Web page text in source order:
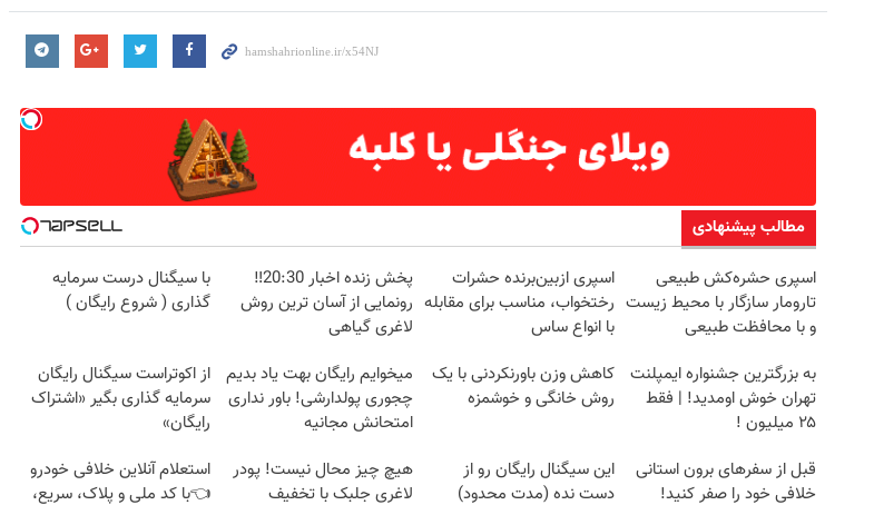
مطالب پیشنهادی
اسپری حشره‌کش طبیعی
تارومار سازگار با محیط زیست
و با محافظت طبیعی
اسپری ازبین‌برنده حشرات
رختخواب، مناسب برای مقابله
با انواع ساس
پخش زنده اخبار 20:30‼️
رونمایی از آسان ترین روش
لاغری گیاهی
با سیگنال درست سرمایه
گذاری ( شروع رایگان )
به بزرگترین جشنواره ایمپلنت
تهران خوش اومدید! | فقط
۲۵ میلیون !
کاهش وزن باورنکردنی با یک
روش خانگی و خوشمزه
میخوایم رایگان بهت یاد بدیم
چجوری پولدارشی! باور نداری
امتحانش مجانیه
از اکوتراست سیگنال رایگان
سرمایه گذاری بگیر «اشتراک
رایگان»
قبل از سفرهای برون استانی
خلافی خود را صفر کنید!
این سیگنال رایگان رو از
دست نده (مدت محدود)
هیچ چیز محال نیست! پودر
لاغری جلبک با تخفیف
استعلام آنلاین خلافی خودرو
👈با کد ملی و پلاک، سریع،